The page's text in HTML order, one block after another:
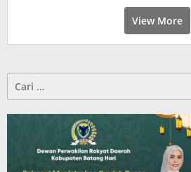
View More
Cari
untuk: